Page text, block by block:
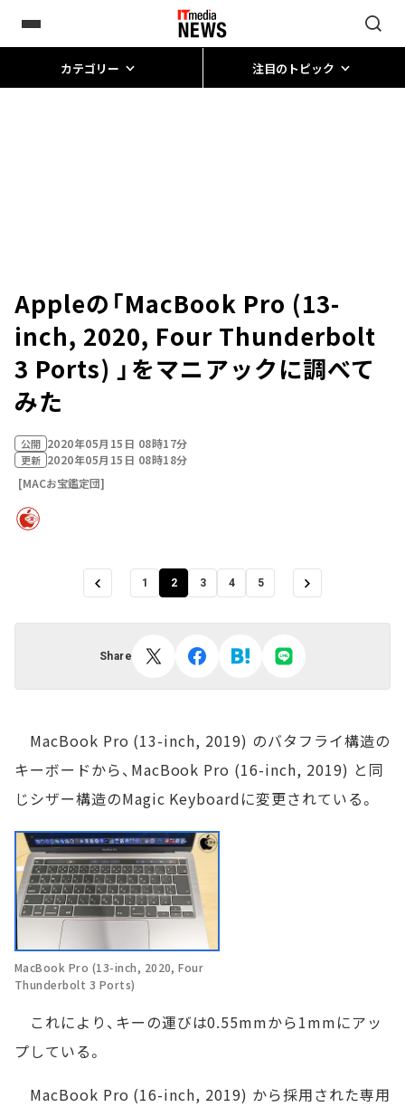
カテゴリー 注目のトピック
Appleの「MacBook Pro (13-
inch, 2020, Four Thunderbolt
3 Ports) 」をマニアックに調べて
みた
公開 2020年05月15日 08時17分
更新 2020年05月15日 08時18分
[MACお宝鑑定団]
1 2 3 4 5
Share
MacBook Pro (13-inch, 2019) のバタフライ構造の
キーボードから、MacBook Pro (16-inch, 2019) と同
じシザー構造のMagic Keyboardに変更されている。
MacBook Pro (13-inch, 2020, Four
Thunderbolt 3 Ports)
これにより、キーの運びは0.55mmから1mmにアッ
プしている。
MacBook Pro (16-inch, 2019) から採用された専用